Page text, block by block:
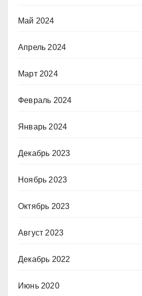
Май 2024
Апрель 2024
Март 2024
Февраль 2024
Январь 2024
Декабрь 2023
Ноябрь 2023
Октябрь 2023
Август 2023
Декабрь 2022
Июнь 2020